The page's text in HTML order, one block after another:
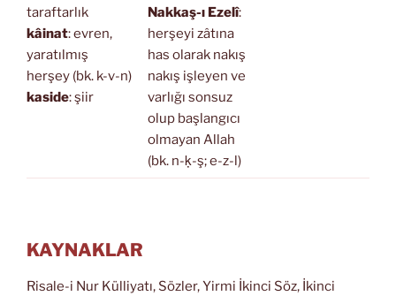
taraftarlık
kâinat: evren,
yaratılmış
herşey (bk. k-v-n)
kaside: şiir
Nakkaş-ı Ezelî:
herşeyi zâtına
has olarak nakış
nakış işleyen ve
varlığı sonsuz
olup başlangıcı
olmayan Allah
(bk. n-ḳ-ş; e-z-l)
KAYNAKLAR
Risale-i Nur Külliyatı, Sözler, Yirmi İkinci Söz, İkinci